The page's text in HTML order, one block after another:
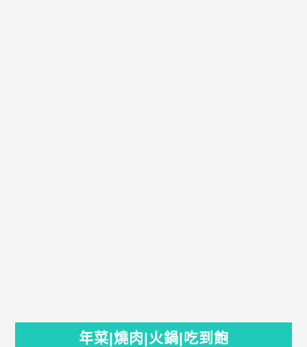
年菜|燒肉|火鍋|吃到飽